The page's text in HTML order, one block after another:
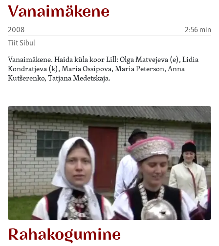
Vanaimäkene
2008
2:56 min
Tiit Sibul
Vanaimäkene. Haida küla koor Lill: Olga Matvejeva (e), Lidia
Kondratjeva (k), Maria Ossipova, Maria Peterson, Anna
Kutšerenko, Tatjana Medetskaja.
Rahakogumine